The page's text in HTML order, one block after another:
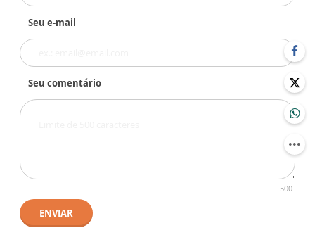
Seu e-mail
Seu comentário
500
ENVIAR